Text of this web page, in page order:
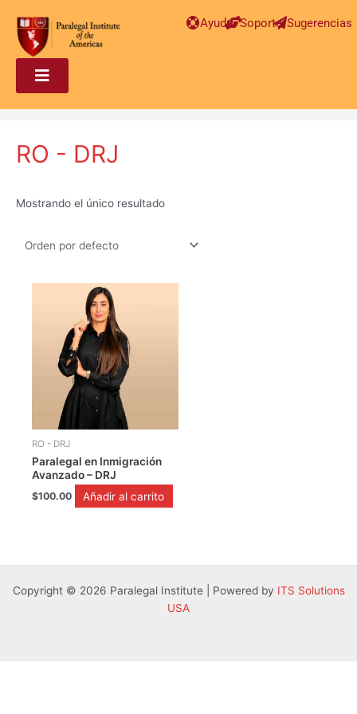
Ayuda Soporte Sugerencias
RO - DRJ
Mostrando el único resultado
RO - DRJ
Paralegal en Inmigración
Avanzado – DRJ
$100.00 Añadir al carrito
Copyright © 2026 Paralegal Institute | Powered by ITS Solutions
USA